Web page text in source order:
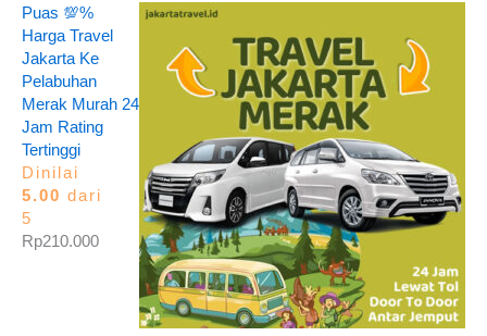
Puas 💯%
Harga Travel
Jakarta Ke
Pelabuhan
Merak Murah 24
Jam Rating
Tertinggi
Dinilai
5.00 dari
5
Rp210.000